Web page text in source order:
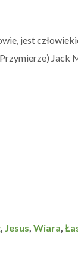
jest
Jack
, Jesus, Wiara,